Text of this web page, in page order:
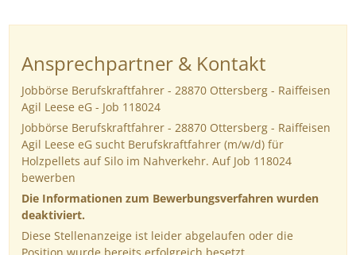
Ansprechpartner & Kontakt
Jobbörse Berufskraftfahrer - 28870 Ottersberg - Raiffeisen
Agil Leese eG - Job 118024
Jobbörse Berufskraftfahrer - 28870 Ottersberg - Raiffeisen
Agil Leese eG sucht Berufskraftfahrer (m/w/d) für
Holzpellets auf Silo im Nahverkehr. Auf Job 118024
bewerben
Die Informationen zum Bewerbungsverfahren wurden
deaktiviert.
Diese Stellenanzeige ist leider abgelaufen oder die